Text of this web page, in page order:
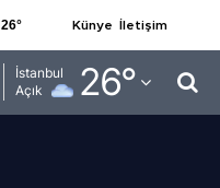
26° Künye İletişim
İstanbul
Açık
26°
Adana
Adıyaman